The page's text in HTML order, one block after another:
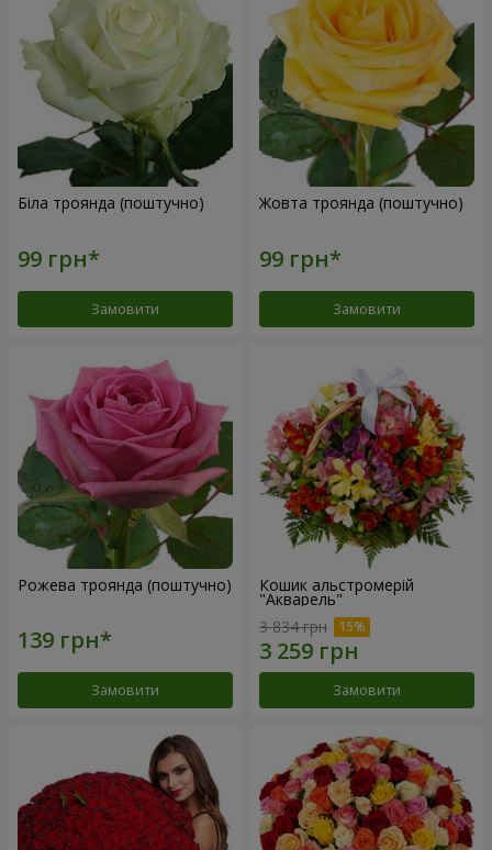
Біла троянда (поштучно)
Замовити
Жовта троянда (поштучно)
Замовити
Рожева троянда (поштучно)
Замовити
Кошик альстромерій
"Акварель"
3 834 грн
Замовити